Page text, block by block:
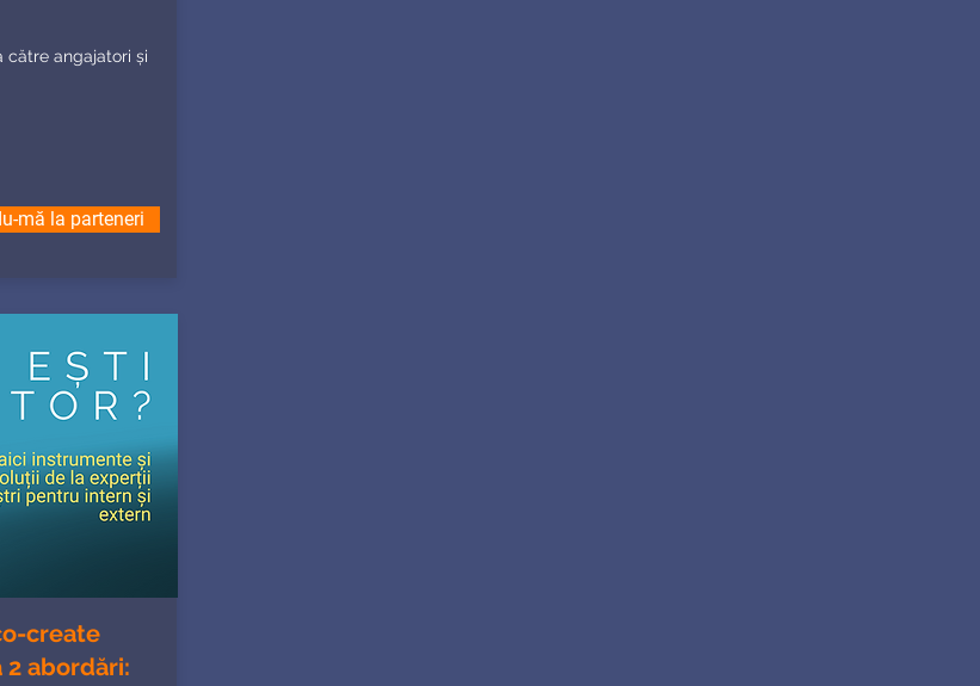
către angajatori și
mă la parteneri
create
2 abordări: